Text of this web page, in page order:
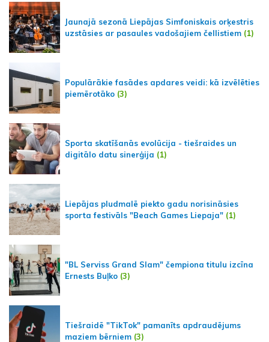
Jaunajā sezonā Liepājas Simfoniskais orķestris
uzstāsies ar pasaules vadošajiem čellistiem (1)
Populārākie fasādes apdares veidi: kā izvēlēties
piemērotāko (3)
Sporta skatīšanās evolūcija - tiešraides un
digitālo datu sinerģija (1)
Liepājas pludmalē piekto gadu norisināsies
sporta festivāls "Beach Games Liepaja" (1)
"BL Serviss Grand Slam" čempiona titulu izcīna
Ernests Buļko (3)
Tiešraidē "TikTok" pamanīts apdraudējums
maziem bērniem (3)